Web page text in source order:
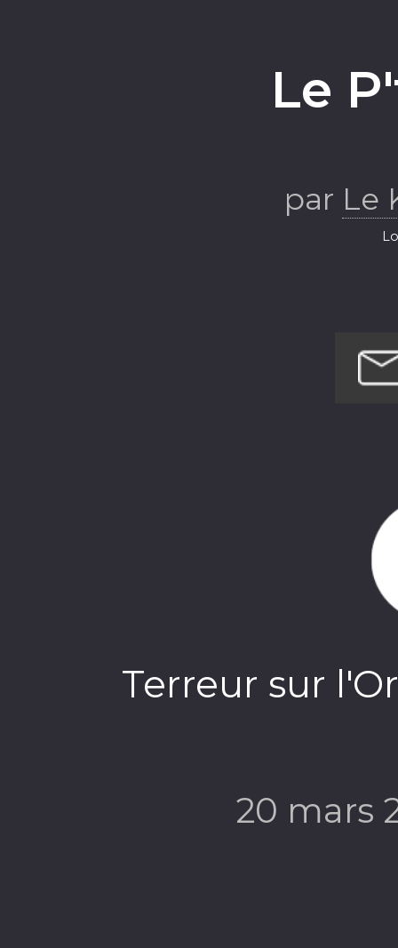
Le
par Le
Terreur sur
20 mars